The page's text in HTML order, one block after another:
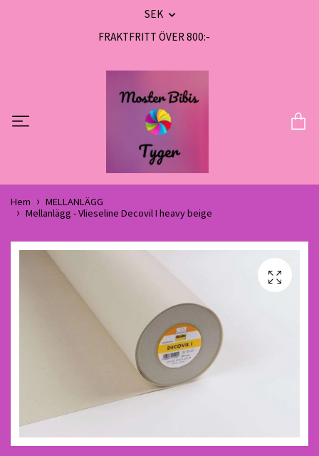
SEK
FRAKTFRITT ÖVER 800:-
Hem
MELLANLÄGG
Mellanlägg - Vlieseline Decovil I heavy beige